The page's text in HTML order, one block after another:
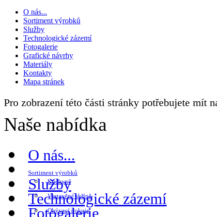
O nás...
Sortiment výrobků
Služby
Technologické zázemí
Fotogalerie
Grafické návrhy
Materiály
Kontakty
Mapa stránek
Pro zobrazení této části stránky potřebujete mít
Naše nabídka
O nás...
Sortiment výrobků
Kuchyně
Vestavěné skříně
Obývací pokoje
Služby
Technologické zázemí
Fotogalerie